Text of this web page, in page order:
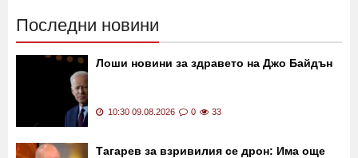
Последни новини
Лоши новини за здравето на Джо Байдън
10:30 09.08.2026 0 33
Тагарев за взривилия се дрон: Има още